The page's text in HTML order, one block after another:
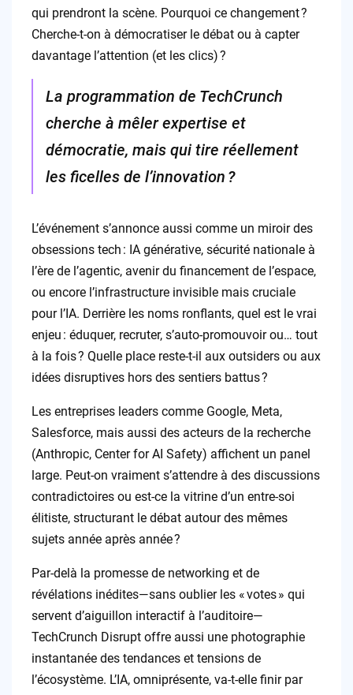
qui prendront la scène. Pourquoi ce changement ?
Cherche-t-on à démocratiser le débat ou à capter
davantage l’attention (et les clics) ?
La programmation de TechCrunch
cherche à mêler expertise et
démocratie, mais qui tire réellement
les ficelles de l’innovation ?
L’événement s’annonce aussi comme un miroir des
obsessions tech : IA générative, sécurité nationale à
l’ère de l’agentic, avenir du financement de l’espace,
ou encore l’infrastructure invisible mais cruciale
pour l’IA. Derrière les noms ronflants, quel est le vrai
enjeu : éduquer, recruter, s’auto-promouvoir ou… tout
à la fois ? Quelle place reste-t-il aux outsiders ou aux
idées disruptives hors des sentiers battus ?
Les entreprises leaders comme Google, Meta,
Salesforce, mais aussi des acteurs de la recherche
(Anthropic, Center for AI Safety) affichent un panel
large. Peut-on vraiment s’attendre à des discussions
contradictoires ou est-ce la vitrine d’un entre-soi
élitiste, structurant le débat autour des mêmes
sujets année après année ?
Par-delà la promesse de networking et de
révélations inédites—sans oublier les « votes » qui
servent d’aiguillon interactif à l’auditoire—
TechCrunch Disrupt offre aussi une photographie
instantanée des tendances et tensions de
l’écosystème. L’IA, omniprésente, va-t-elle finir par